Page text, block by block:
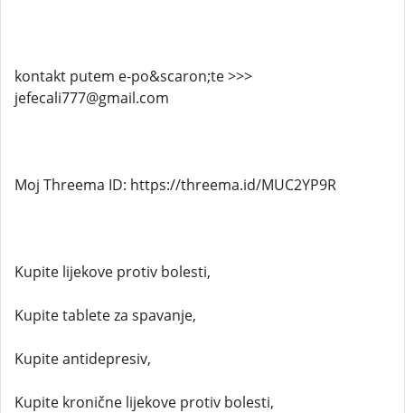
kontakt putem e-po&scaron;te >>>
jefecali777@gmail.com
Moj Threema ID: https://threema.id/MUC2YP9R
Kupite lijekove protiv bolesti,
Kupite tablete za spavanje,
Kupite antidepresiv,
Kupite kronične lijekove protiv bolesti,